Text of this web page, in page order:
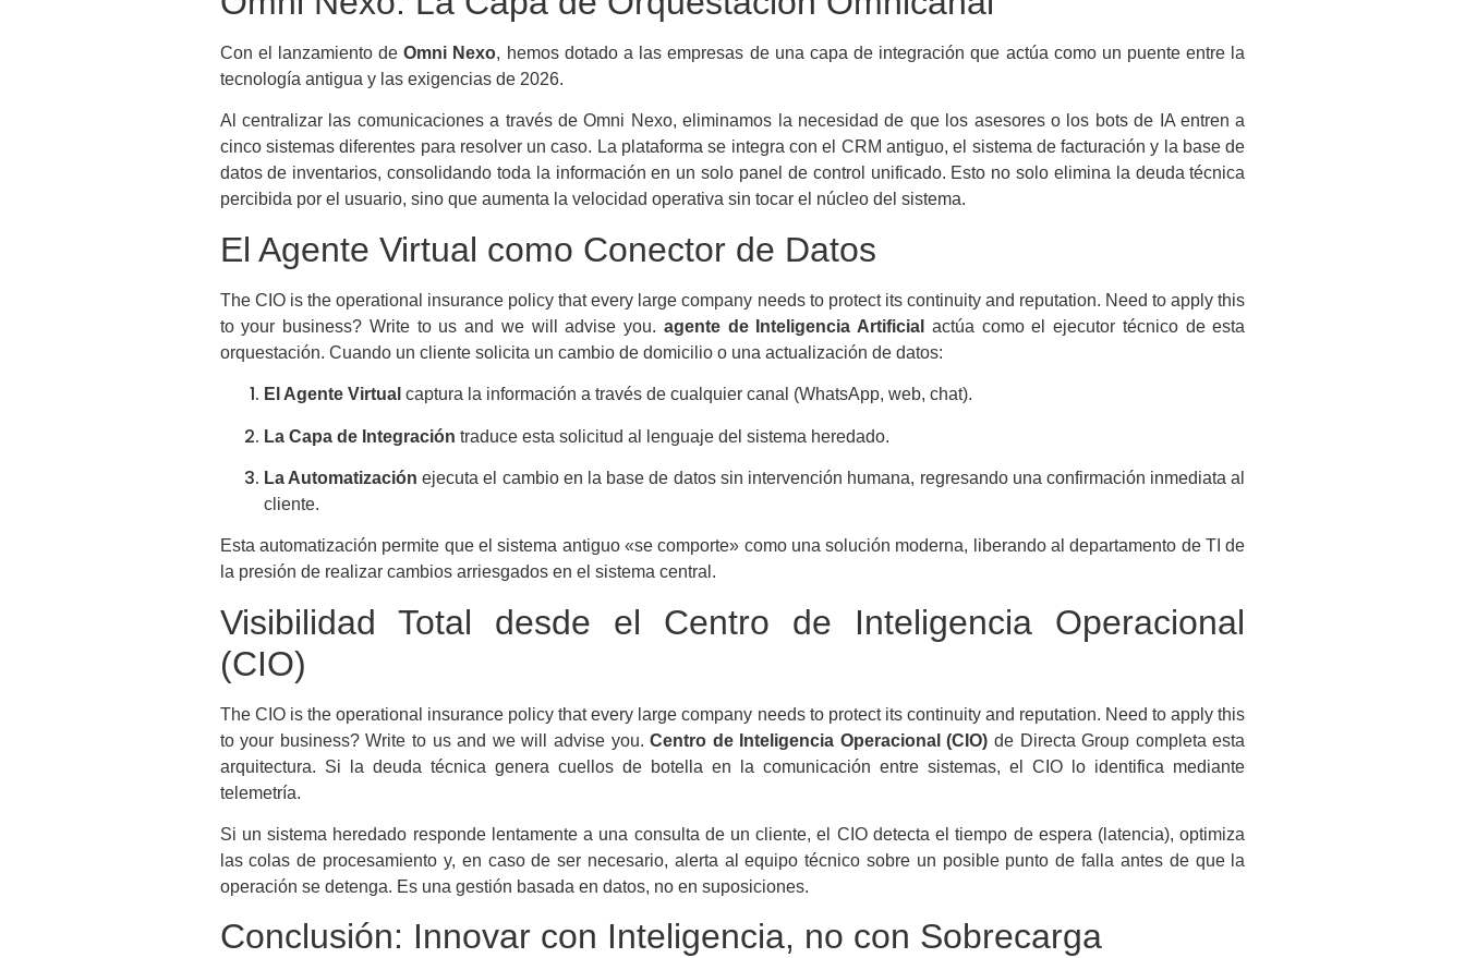
Con el lanzamiento deOmni Nexo, hemos dotado a las empresas de una capa de integración que actúa como un puente entre la
tecnología antigua y las exigencias de 2026.
Al centralizar las comunicaciones a través de Omni Nexo, eliminamos la necesidad de que los asesores o los bots de IA entren a
cinco sistemas diferentes para resolver un caso. La plataforma se integra con el CRM antiguo, el sistema de facturación y la base de
datos de inventarios, consolidando toda la información en un solo panel de control unificado. Esto no solo elimina la deuda técnica
percibida por el usuario, sino que aumenta la velocidad operativa sin tocar el núcleo del sistema.
El Agente Virtual como Conector de Datos
The CIO is the operational insurance policy that every large company needs to protect its continuity and reputation. Need to apply this
to your business? Write to us and we will advise you. agente de Inteligencia Artificial
actúa como el ejecutor técnico de esta
orquestación. Cuando un cliente solicita un cambio de domicilio o una actualización de datos:
El Agente Virtual captura la información a través de cualquier canal (WhatsApp, web, chat).
La Capa de Integración traduce esta solicitud al lenguaje del sistema heredado.
La Automatización ejecuta el cambio en la base de datos sin intervención humana, regresando una confirmación inmediata al
cliente.
Esta automatización permite que el sistema antiguo «se comporte» como una solución moderna, liberando al departamento de TI de
la presión de realizar cambios arriesgados en el sistema central.
Visibilidad Total desde el Centro de Inteligencia Operacional
(CIO)
The CIO is the operational insurance policy that every large company needs to protect its continuity and reputation. Need to apply this
to your business? Write to us and we will advise you.Centro de Inteligencia Operacional (CIO) de Directa Group completa esta
arquitectura. Si la deuda técnica genera cuellos de botella en la comunicación entre sistemas, el CIO lo identifica mediante
telemetría.
Si un sistema heredado responde lentamente a una consulta de un cliente, el CIO detecta el tiempo de espera (latencia), optimiza
las colas de procesamiento y, en caso de ser necesario, alerta al equipo técnico sobre un posible punto de falla antes de que la
operación se detenga. Es una gestión basada en datos, no en suposiciones.
Conclusión: Innovar con Inteligencia, no con Sobrecarga